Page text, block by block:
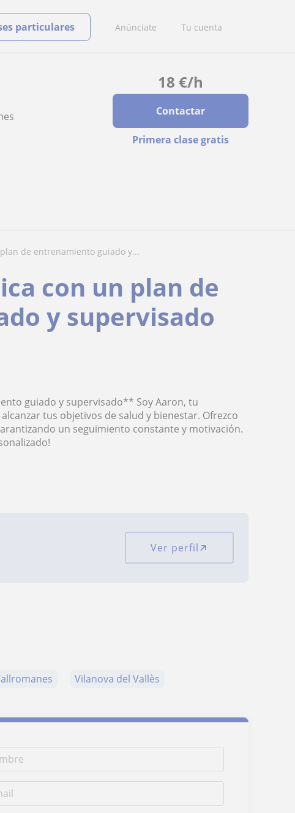
Anúnciate Tu cuenta
particulares
18 €/h
Contactar
Primera clase gratis
de entrenamiento guiado y...
con un plan de
y supervisado
guiado y supervisado** Soy Aaron, tu
tus objetivos de salud y bienestar. Ofrezco
un seguimiento constante y motivación.
Ver perfil
Vilanova del Vallès